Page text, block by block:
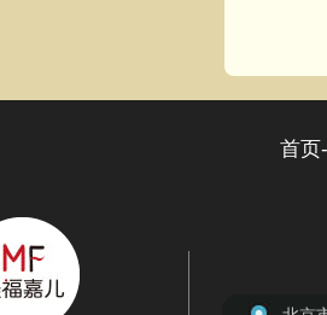
首页-